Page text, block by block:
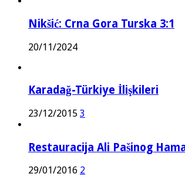
Nikšić: Crna Gora Turska 3:1
20/11/2024
Karadağ-Türkiye İlişkileri
23/12/2015 3
Restauracija Ali Pašinog
29/01/2016 2